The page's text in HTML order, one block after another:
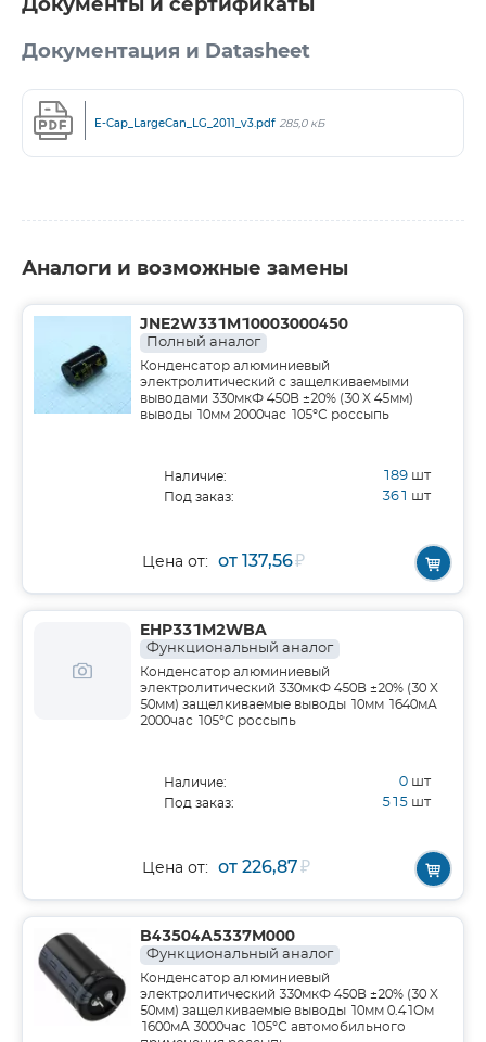
Документы и сертификаты
Документация и Datasheet
E-Cap_LargeCan_LG_2011_v3.pdf 285,0 кБ
Аналоги и возможные замены
JNE2W331M10003000450
Полный аналог
Конденсатор алюминиевый
электролитический с защелкиваемыми
выводами 330мкФ 450В ±20% (30 X 45мм)
выводы 10мм 2000час 105°С россыпь
Наличие: 189 шт
Под заказ: 361 шт
Цена от: от 137,56₽
EHP331M2WBA
Функциональный аналог
Конденсатор алюминиевый
электролитический 330мкФ 450В ±20% (30 X
50мм) защелкиваемые выводы 10мм 1640мА
2000час 105°С россыпь
Наличие: 0 шт
Под заказ: 515 шт
Цена от: от 226,87₽
B43504A5337M000
Функциональный аналог
Конденсатор алюминиевый
электролитический 330мкФ 450В ±20% (30 X
50мм) защелкиваемые выводы 10мм 0.41Ом
1600мА 3000час 105°С автомобильного